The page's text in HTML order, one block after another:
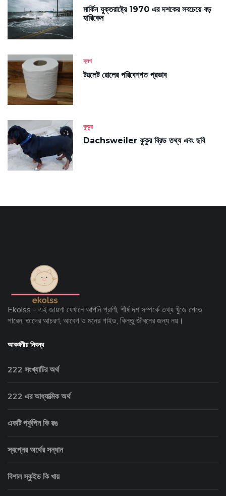
মার্কিন যুক্তরাষ্ট্রে 1970 এর দশকের সবচেয়ে বড়
হারিকেন
ব্লগ
টয়লেট রোলের পরিবেশগত প্রভাব
কুকুর
Dachsweiler কুকুর ব্রিড তথ্য এবং ছবি
Ekolss - এই জায়গা যেখানে আপনি প্রাণী, শীর্ষ দশ সম্পর্কে তথ্য খুঁজে পেতে
পারেন, তাদের আচরণ, আবেগ ও মনের গাইড, কিন্তু জীবনের জন্য নয়।
আকর্ষণীয় নিবন্ধ
222 সংখ্যাটির অর্থ
222 এর আধ্যাত্মিক অর্থ
একটি পর্কুপিন কি রঙ
স্বপ্নের অর্থের সন্ধান
বিশাল স্কুইড কি খায়